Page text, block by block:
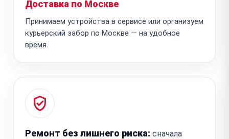
Доставка по Москве
Принимаем устройства в сервисе или организуем
курьерский забор по Москве — на удобное
время.
Ремонт без лишнего риска: сначала